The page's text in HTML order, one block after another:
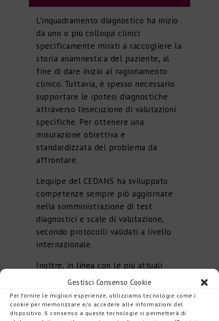
Gestisci Consenso Cookie
Per fornire le migliori esperienze, utilizziamo tecnologie come i
cookie per memorizzare e/o accedere alle informazioni del
dispositivo. Il consenso a queste tecnologie ci permetterà di
L’inquadramento diagnostico ha inizio
da uno o più colloqui clinici
specificamente mirati a raccogliere la
storia anamnestica del paziente, al
fine di dare inizio al ragionamento
clinico. Tuttavia, è spesso necessario
supportare le ipotesi diagnostiche
attraverso l’esecuzione di valutazioni
specifiche. Per ottenere una
misurazione obiettiva e
standardizzata del problema da
affrontare.
L’equipe del CEDANS ha sviluppato
competenze sempre piò aggiornate
nella somministrazione di test
diagnostici e scale di valutazione,
secondo protocolli validati a livello
internazionale.
Inoltre, in linea con le più attuali
indicazioni provenienti dalla
letteratura scientifica gli specialisti
del CEDANS hanno introdotto nell’iter
diagnostico valutazioni sia in ambito